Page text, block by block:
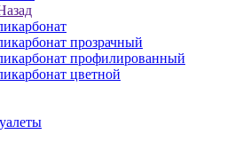
прозрачный
профилированный
цветной